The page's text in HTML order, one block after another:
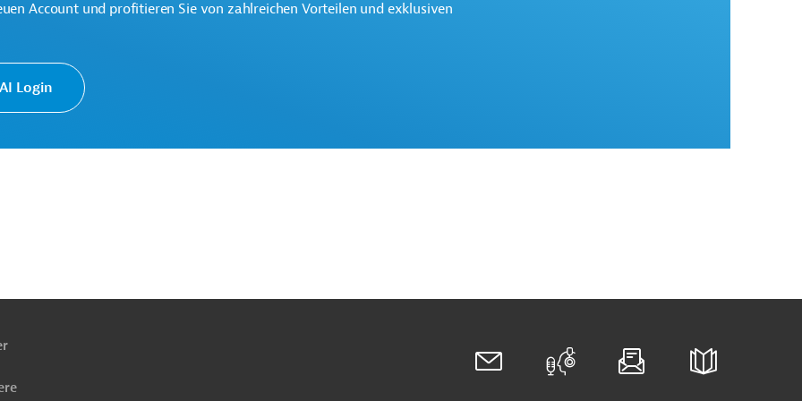
Account und profitieren Sie von zahlreichen Vorteilen und exklusiven
Login